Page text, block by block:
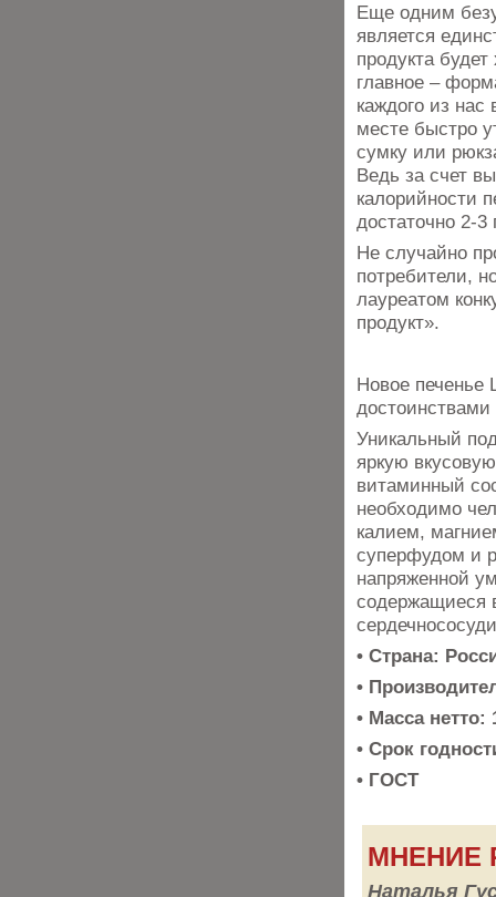
Еще одним
является
продукта
главное –
каждого из
месте быстро
сумку или
Ведь за счет
калорийности
достаточно 2-3
Не случайно
потребители,
лауреатом
продукт».
Новое печенье
Уникальный
яркую
витаминный
необходимо
калием,
суперфудом и
напряженной
содержащиеся
• Страна:
•
• Масса нетто:
• Срок
• ГОСТ
МНЕНИЕ
Наталья